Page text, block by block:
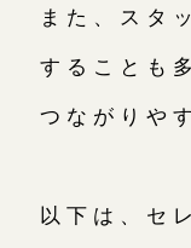
また、スタ
することも
つながりや
以下は、セ